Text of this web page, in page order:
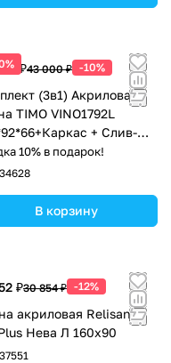
₽43 000 ₽ -10%
(3в1) Акриловая
TIMO VINO1792L
+ Слив-
10% в подарок!
34628
В корзину
₽30 854 ₽ -12%
акриловая Relisan
Нева Л 160х90
37551